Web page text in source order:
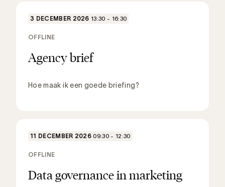
Agency brief
Hoe maak ik een goede briefing?
3 DECEMBER 2026 13:30 - 16:30
OFFLINE
Data governance in marketing
11 DECEMBER 2026 09:30 - 12:30
OFFLINE